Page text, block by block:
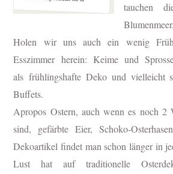
tauchen
Blumenmeer.
Holen wir uns auch ein wenig
Esszimmer herein: Keime und
als frühlingshafte Deko und vielleicht
Buffets.
Apropos Ostern, auch wenn es noch 2
sind, gefärbte Eier, Schoko-
Dekoartikel findet man schon länger in
Lust hat auf traditionelle